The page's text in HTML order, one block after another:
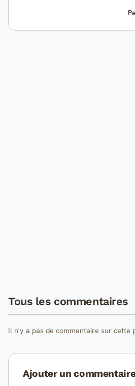
Tous les commentaires
Il n'y a pas de commentaire sur cette
Ajouter un